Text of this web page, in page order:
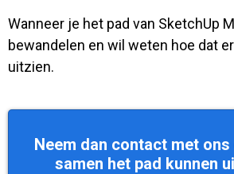
Wanneer je het pad van SketchUp
bewandelen en wil weten hoe dat
uitzien.
Neem dan contact met
samen het pad kunnen